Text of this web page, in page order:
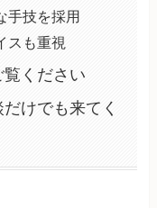
手技を採用
スも重視
ください
けでも来てく